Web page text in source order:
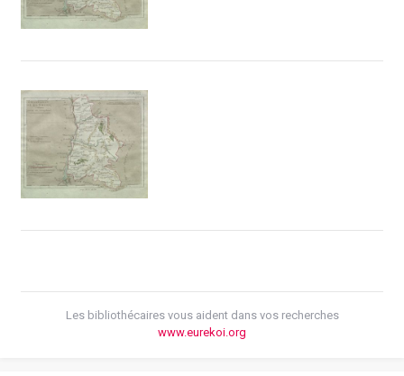
Les bibliothécaires vous aident dans vos recherches
www.eurekoi.org